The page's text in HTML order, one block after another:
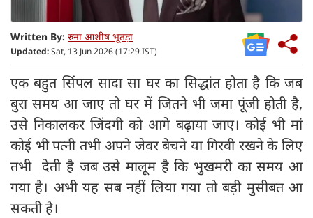
Written By: रुना आशीष भूतड़ा
Updated:Sat, 13 Jun 2026 (17:29 IST)
एक बहुत सिंपल सादा सा घर का सिद्धांत होता है कि जब
बुरा समय आ जाए तो घर में जितने भी जमा पूंजी होती है,
उसे निकालकर जिंदगी को आगे बढ़ाया जाए। कोई भी मां
कोई भी पत्नी तभी अपने जेवर बेचने या गिरवी रखने के लिए
तभी देती है जब उसे मालूम है कि भुखमरी का समय आ
गया है। अभी यह सब नहीं लिया गया तो बड़ी मुसीबत आ
सकती है।